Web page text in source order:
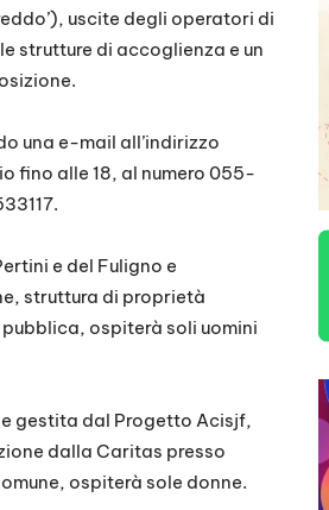
uscite degli operatori di
strutture di accoglienza e un
una e-mail all’indirizzo
fino alle 18, al numero 055-
e del Fuligno e
struttura di proprietà
ospiterà soli uomini
gestita dal Progetto Acisjf,
dalla Caritas presso
ospiterà sole donne.